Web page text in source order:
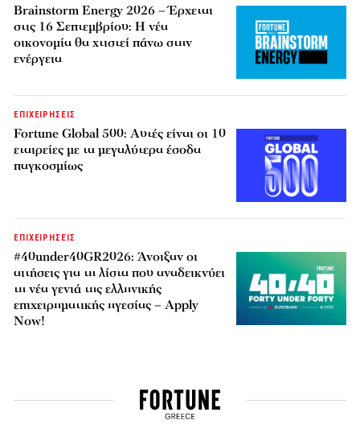
Brainstorm Energy 2026 – Έρχεται
στις 16 Σεπτεμβρίου: Η νέα
οικονομία θα χτιστεί πάνω στην
ενέργεια
ΕΠΙΧΕΙΡΗΣΕΙΣ
Fortune Global 500: Αυτές είναι οι 10
εταιρείες με τα μεγαλύτερα έσοδα
παγκοσμίως
ΕΠΙΧΕΙΡΗΣΕΙΣ
#40under40GR2026: Άνοιξαν οι
αιτήσεις για τη λίστα που αναδεικνύει
τη νέα γενιά της ελληνικής
επιχειρηματικής ηγεσίας – Apply
Now!